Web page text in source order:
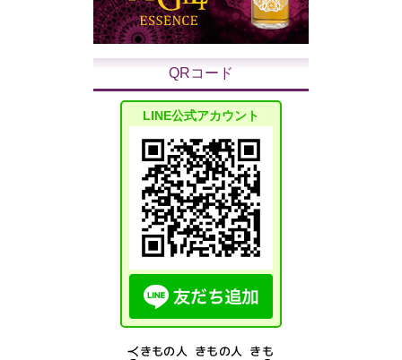
QRコード
LINE公式アカウント